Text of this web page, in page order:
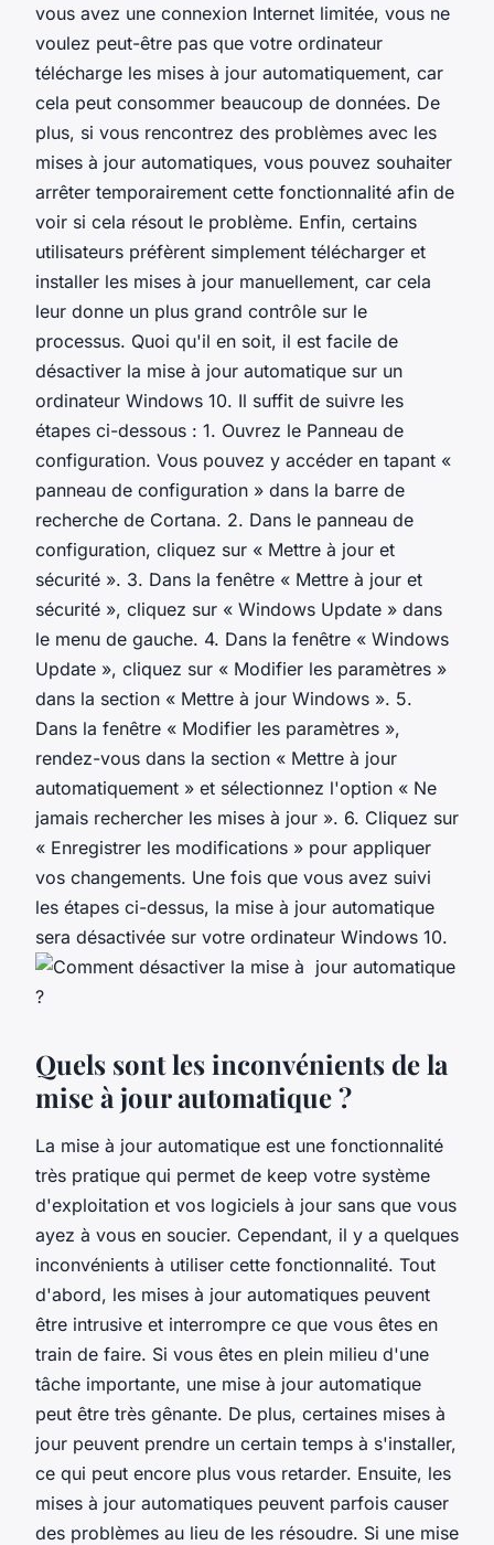
vous avez une connexion Internet limitée, vous ne
voulez peut-être pas que votre ordinateur
télécharge les mises à jour automatiquement, car
cela peut consommer beaucoup de données. De
plus, si vous rencontrez des problèmes avec les
mises à jour automatiques, vous pouvez souhaiter
arrêter temporairement cette fonctionnalité afin de
voir si cela résout le problème. Enfin, certains
utilisateurs préfèrent simplement télécharger et
installer les mises à jour manuellement, car cela
leur donne un plus grand contrôle sur le
processus. Quoi qu'il en soit, il est facile de
désactiver la mise à jour automatique sur un
ordinateur Windows 10. Il suffit de suivre les
étapes ci-dessous : 1. Ouvrez le Panneau de
configuration. Vous pouvez y accéder en tapant «
panneau de configuration » dans la barre de
recherche de Cortana. 2. Dans le panneau de
configuration, cliquez sur « Mettre à jour et
sécurité ». 3. Dans la fenêtre « Mettre à jour et
sécurité », cliquez sur « Windows Update » dans
le menu de gauche. 4. Dans la fenêtre « Windows
Update », cliquez sur « Modifier les paramètres »
dans la section « Mettre à jour Windows ». 5.
Dans la fenêtre « Modifier les paramètres »,
rendez-vous dans la section « Mettre à jour
automatiquement » et sélectionnez l'option « Ne
jamais rechercher les mises à jour ». 6. Cliquez sur
« Enregistrer les modifications » pour appliquer
vos changements. Une fois que vous avez suivi
les étapes ci-dessus, la mise à jour automatique
sera désactivée sur votre ordinateur Windows 10.
Quels sont les inconvénients de la
mise à jour automatique ?
La mise à jour automatique est une fonctionnalité
très pratique qui permet de keep votre système
d'exploitation et vos logiciels à jour sans que vous
ayez à vous en soucier. Cependant, il y a quelques
inconvénients à utiliser cette fonctionnalité. Tout
d'abord, les mises à jour automatiques peuvent
être intrusive et interrompre ce que vous êtes en
train de faire. Si vous êtes en plein milieu d'une
tâche importante, une mise à jour automatique
peut être très gênante. De plus, certaines mises à
jour peuvent prendre un certain temps à s'installer,
ce qui peut encore plus vous retarder. Ensuite, les
mises à jour automatiques peuvent parfois causer
des problèmes au lieu de les résoudre. Si une mise